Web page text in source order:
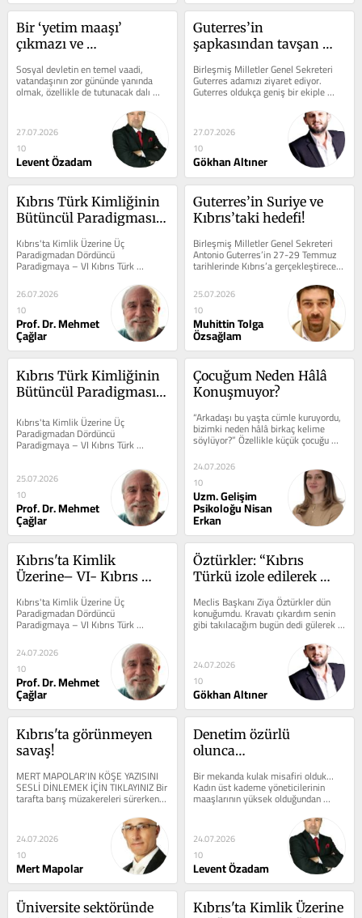
Bir ‘yetim maaşı’
çıkmazı ve
yüzü
​Sosyal devletin en temel vaadi,
vatandaşının zor gününde yanında
olmak, özellikle de tutunacak dalı
kalmamış yetimin ve dulun hakkını...
27.07.2026
10
Levent Özadam
Guterres’in
şapkasından tavşan
Birleşmiş Milletler Genel Sekreteri
Guterres adamızı ziyaret ediyor.
Guterres oldukça geniş bir ekiple
bugün Kıbrıs’ta olacak....
27.07.2026
10
Gökhan Altıner
Kıbrıs Türk Kimliğinin
Bütüncül Paradigması
Miras
Kıbrıs'ta Kimlik Üzerine Üç
Paradigmadan Dördüncü
Paradigmaya – VI Kıbrıs Türk
Kimliğinin Bütüncül Paradigması
-3/4- Kimlik...
26.07.2026
10
Prof. Dr. Mehmet
Çağlar
Guterres’in Suriye ve
Kıbrıs’taki hedefi!
Birleşmiş Milletler Genel Sekreteri
Antonio Guterres’in 27-29 Temmuz
tarihlerinde Kıbrıs’a gerçekleştireceği
ziyaret kamuoyu nezdinde...
25.07.2026
10
Muhittin Tolga
Özsağlam
Kıbrıs Türk Kimliğinin
Bütüncül Paradigması
Paradigmaya İhtiyaç
Duyulmaktadır?
Kıbrıs'ta Kimlik Üzerine Üç
Paradigmadan Dördüncü
Paradigmaya – VI Kıbrıs Türk
Kimliğinin Bütüncül Paradigması
25.07.2026
10
Prof. Dr. Mehmet
Çağlar
Çocuğum Neden Hâlâ
Konuşmuyor?
“Arkadaşı bu yaşta cümle kuruyordu,
bizimki neden hâlâ birkaç kelime
söylüyor?” Özellikle küçük çocuğu
olan ailelerden bu soruyu...
24.07.2026
10
Uzm. Gelişim
Psikoloğu Nisan
Erkan
Kıbrıs'ta Kimlik
Üzerine– VI- Kıbrıs
Bütüncül Paradigması
-1/4-
Kıbrıs'ta Kimlik Üzerine Üç
Paradigmadan Dördüncü
Paradigmaya – VI Kıbrıs Türk
Kimliğinin Bütüncül Paradigması
-1/4-...
24.07.2026
10
Prof. Dr. Mehmet
Çağlar
Öztürkler: “Kıbrıs
Türkü izole edilerek
Meclis Başkanı Ziya Öztürkler dün
konuğumdu. Kravatı çıkardım senin
gibi takılacağım bugün dedi gülerek
karşılaştığımızda....
24.07.2026
10
Gökhan Altıner
Kıbrıs'ta görünmeyen
savaş!
MERT MAPOLAR’IN KÖŞE YAZISINI
SESLİ DİNLEMEK İÇİN TIKLAYINIZ Bir
tarafta barış müzakereleri sürerken,
diğer tarafta savaşın...
24.07.2026
10
Mert Mapolar
Denetim özürlü
olunca…
Bir mekanda kulak misafiri olduk…
Kadın üst kademe yöneticilerinin
maaşlarının yüksek olduğundan
şikayet ediyor! Hele de hayat...
24.07.2026
10
Levent Özadam
Üniversite sektöründe
Kıbrıs'ta Kimlik Üzerine